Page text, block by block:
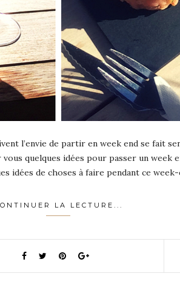
l’envie de partir en week end se fait
quelques idées pour passer un
idées de choses à faire pendant ce
LA LECTURE...